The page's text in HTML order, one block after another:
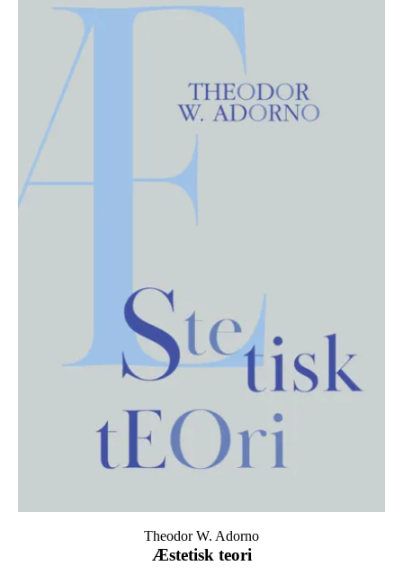
Æstetisk teori
Theodor W. Adorno